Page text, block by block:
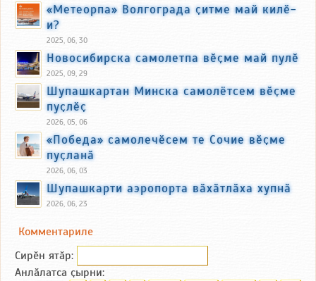
«Метеорпа» Волгограда ҫитме май килӗ-
и?
2025, 06, 30
Новосибирска самолетпа вӗҫме май пулӗ
2025, 09, 29
Шупашкартан Минска самолётсем вӗҫме
пуҫлӗҫ
2026, 05, 06
«Победа» самолечӗсем те Сочие вӗҫме
пуҫланӑ
2026, 06, 03
Шупашкарти аэропорта вӑхӑтлӑха хупнӑ
2026, 06, 23
Комментариле
Сирӗн ятӑp:
Анлӑлатса ҫырни: